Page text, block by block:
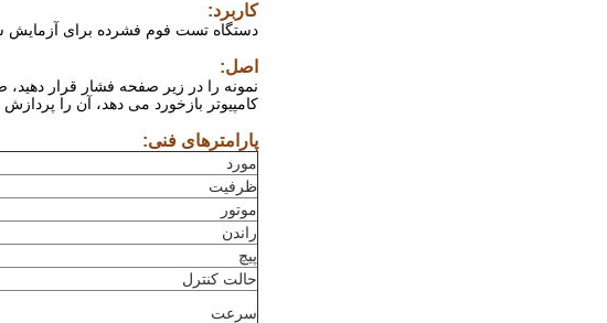
کاربرد:
دستگاه تست فوم فشرده برای آزمایش
اصل:
نمونه را در زیر صفحه فشار قرار
کامپیوتر بازخورد می دهد، آن را
پارامترهای فنی:
مورد
ظرفیت
موتور
راندن
پیچ
حالت کنترل
سرعت